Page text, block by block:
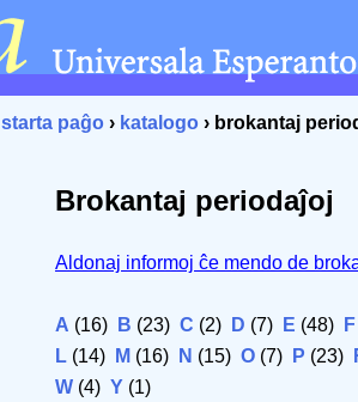
starta paĝo › katalogo › brokantaj
Brokantaj periodaĵoj
Aldonaj informoj ĉe mendo de
A (16) B (23) C (2) D (7) E (48) F
L (14) M (16) N (15) O (7) P (23)
W (4) Y (1)